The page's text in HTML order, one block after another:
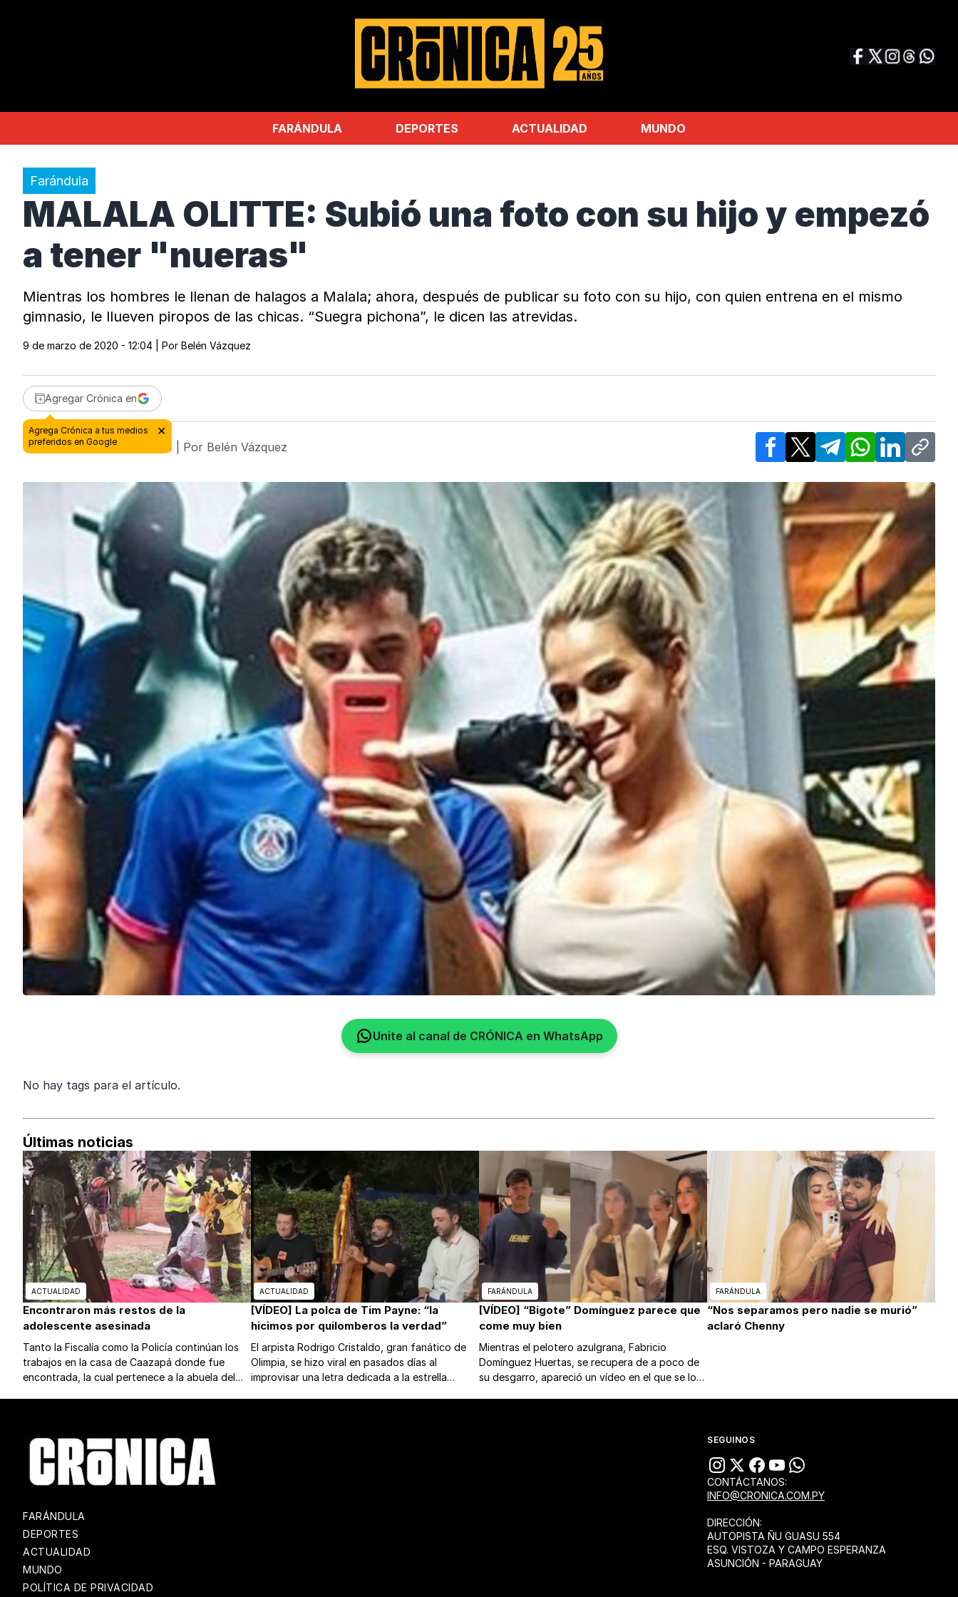
FARÁNDULA DEPORTES ACTUALIDAD MUNDO
Farándula
MALALA OLITTE: Subió una foto con su hijo y empezó
a tener "nueras"
Mientras los hombres le llenan de halagos a Malala; ahora, después de publicar su foto con su hijo, con quien entrena en el mismo
gimnasio, le llueven piropos de las chicas. “Suegra pichona”, le dicen las atrevidas.
9 de marzo de 2020 - 12:04 | Por Belén Vázquez
Agregar Crónica en
9 de marzo de 2020 - 12:04 | Por Belén Vázquez
Facebook
X TelegramWhatsApp
LinkedInCopy
Unite al canal de CRÓNICA en WhatsApp
No hay tags para el artículo.
Últimas noticias
ACTUALIDAD
Encontraron más restos de la
adolescente asesinada
Tanto la Fiscalía como la Policía continúan los
trabajos en la casa de Caazapá donde fue
encontrada, la cual pertenece a la abuela del
ACTUALIDAD
[VÍDEO] La polca de Tim Payne: “la
hicimos por quilomberos la verdad”
El arpista Rodrigo Cristaldo, gran fanático de
Olimpia, se hizo viral en pasados días al
improvisar una letra dedicada a la estrella
FARÁNDULA
[VÍDEO] “Bigote” Domínguez parece que
come muy bien
Mientras el pelotero azulgrana, Fabricio
Domínguez Huertas, se recupera de a poco de
su desgarro, apareció un vídeo en el que se lo
FARÁNDULA
“Nos separamos pero nadie se murió”
aclaró Chenny
FARÁNDULA
DEPORTES
ACTUALIDAD
MUNDO
POLÍTICA DE PRIVACIDAD
SEGUINOS
CONTÁCTANOS:
INFO@CRONICA.COM.PY
DIRECCIÓN:
AUTOPISTA ÑU GUASU 554
ESQ. VISTOZA Y CAMPO ESPERANZA
ASUNCIÓN - PARAGUAY